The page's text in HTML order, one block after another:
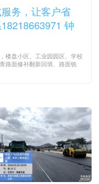
务，让客户省
钟
楼盘小区、工业园园区、学校
路面修补翻新回填、路面铣